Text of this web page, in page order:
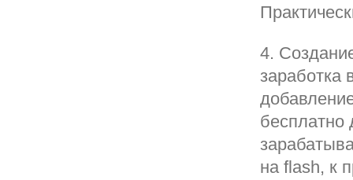
4.
заработка
бесплатно
на flash, к